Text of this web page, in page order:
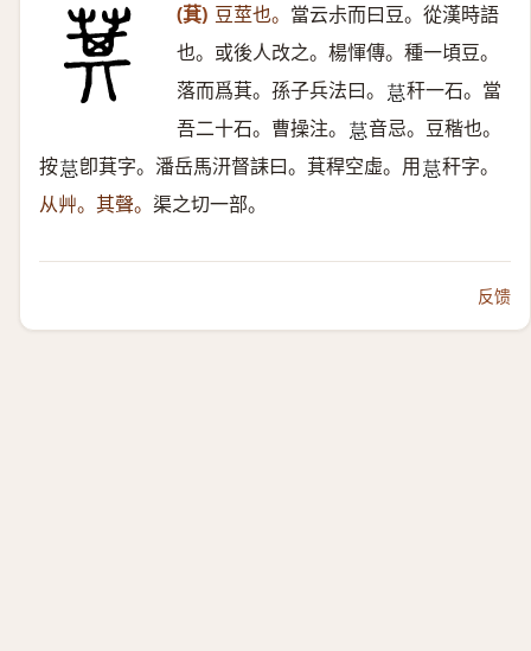
(萁) 豆莖也。 當云尗而曰豆。從漢時語
也。或後人改之。楊惲傳。種一頃豆。
落而爲萁。孫子兵法曰。 𦮼 秆一石。當
吾二十石。曹操注。 𦮼 音忌。豆稭也。
按𦮼 卽萁字。潘岳馬汧督誄曰。萁稈空虛。用𦮼 秆字。
从艸。其聲。 渠之切一部。
反馈